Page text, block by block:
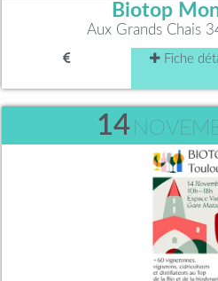
Biotop
Aux Grands Chais
Fiche
14